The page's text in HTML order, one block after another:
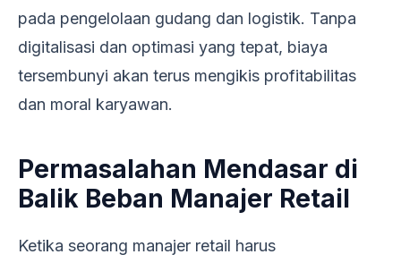
pada pengelolaan gudang dan logistik. Tanpa
digitalisasi dan optimasi yang tepat, biaya
tersembunyi akan terus mengikis profitabilitas
dan moral karyawan.
Permasalahan Mendasar di
Balik Beban Manajer Retail
Ketika seorang manajer retail harus